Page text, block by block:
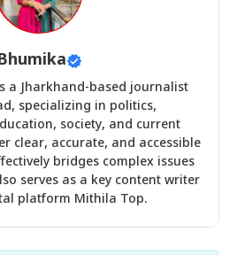
a Jharkhand-based journalist
specializing in politics,
society, and current
clear, accurate, and accessible
bridges complex issues
serves as a key content writer
platform Mithila Top.